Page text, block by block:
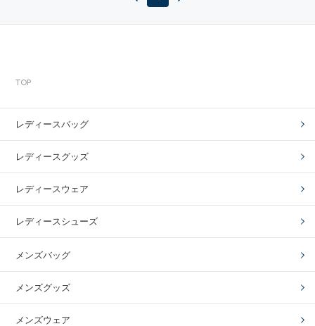
TOP
レディースバッグ
レディースグッズ
レディースウェア
レディースシューズ
メンズバッグ
メンズグッズ
メンズウェア